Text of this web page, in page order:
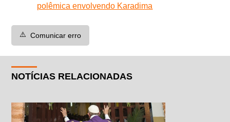
polêmica envolvendo Karadima
⚠️ Comunicar erro
NOTÍCIAS RELACIONADAS